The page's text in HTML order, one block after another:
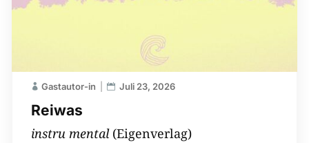
Reiwas
Gastautor-in Juli 23, 2026
instru mental(Eigenverlag)